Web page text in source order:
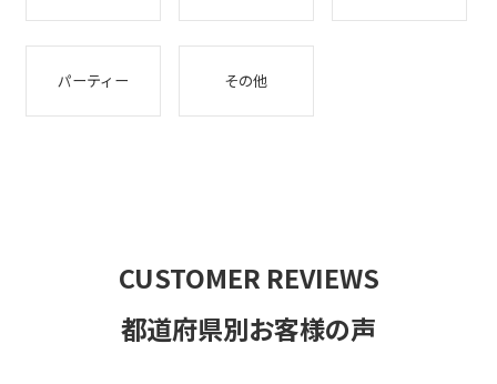
パーティー その他
CUSTOMER REVIEWS
都道府県別お客様の声